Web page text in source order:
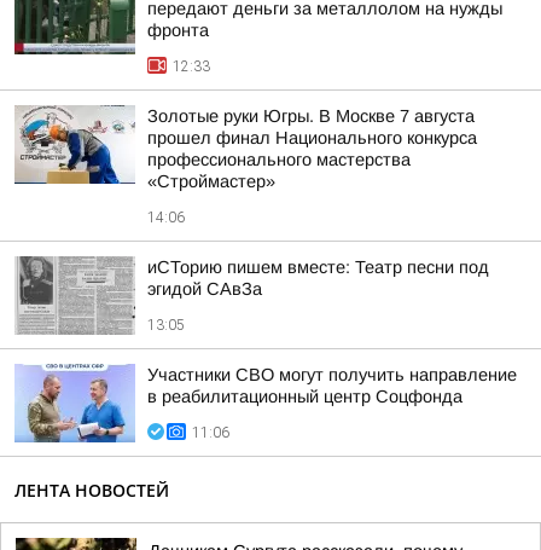
передают деньги за металлолом на нужды
фронта
12:33
Золотые руки Югры. В Москве 7 августа
прошел финал Национального конкурса
профессионального мастерства
«Строймастер»
14:06
иСТорию пишем вместе: Театр песни под
эгидой САвЗа
13:05
Участники СВО могут получить направление
в реабилитационный центр Соцфонда
11:06
ЛЕНТА НОВОСТЕЙ